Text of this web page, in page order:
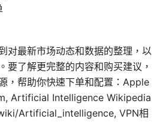
对最新市场动态和数据的整理，以
要了解更完整的内容和购买建议，
，帮助你快速下单和配置：Apple
Artificial Intelligence Wikipedia
Artificial_intelligence, VPN相